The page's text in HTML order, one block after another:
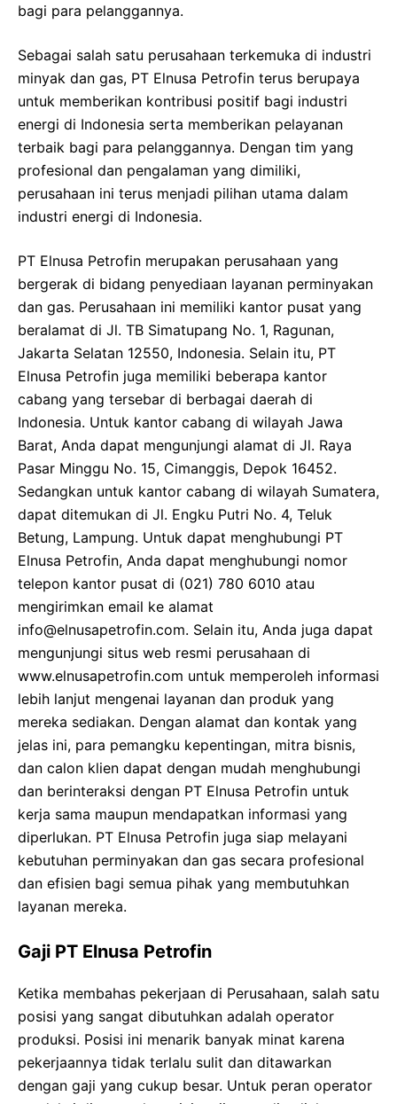
bagi para pelanggannya.
Sebagai salah satu perusahaan terkemuka di industri
minyak dan gas, PT Elnusa Petrofin terus berupaya
untuk memberikan kontribusi positif bagi industri
energi di Indonesia serta memberikan pelayanan
terbaik bagi para pelanggannya. Dengan tim yang
profesional dan pengalaman yang dimiliki,
perusahaan ini terus menjadi pilihan utama dalam
industri energi di Indonesia.
PT Elnusa Petrofin merupakan perusahaan yang
bergerak di bidang penyediaan layanan perminyakan
dan gas. Perusahaan ini memiliki kantor pusat yang
beralamat di Jl. TB Simatupang No. 1, Ragunan,
Jakarta Selatan 12550, Indonesia. Selain itu, PT
Elnusa Petrofin juga memiliki beberapa kantor
cabang yang tersebar di berbagai daerah di
Indonesia. Untuk kantor cabang di wilayah Jawa
Barat, Anda dapat mengunjungi alamat di Jl. Raya
Pasar Minggu No. 15, Cimanggis, Depok 16452.
Sedangkan untuk kantor cabang di wilayah Sumatera,
dapat ditemukan di Jl. Engku Putri No. 4, Teluk
Betung, Lampung. Untuk dapat menghubungi PT
Elnusa Petrofin, Anda dapat menghubungi nomor
telepon kantor pusat di (021) 780 6010 atau
mengirimkan email ke alamat
info@elnusapetrofin.com. Selain itu, Anda juga dapat
mengunjungi situs web resmi perusahaan di
www.elnusapetrofin.com untuk memperoleh informasi
lebih lanjut mengenai layanan dan produk yang
mereka sediakan. Dengan alamat dan kontak yang
jelas ini, para pemangku kepentingan, mitra bisnis,
dan calon klien dapat dengan mudah menghubungi
dan berinteraksi dengan PT Elnusa Petrofin untuk
kerja sama maupun mendapatkan informasi yang
diperlukan. PT Elnusa Petrofin juga siap melayani
kebutuhan perminyakan dan gas secara profesional
dan efisien bagi semua pihak yang membutuhkan
layanan mereka.
Gaji PT Elnusa Petrofin
Ketika membahas pekerjaan di Perusahaan, salah satu
posisi yang sangat dibutuhkan adalah operator
produksi. Posisi ini menarik banyak minat karena
pekerjaannya tidak terlalu sulit dan ditawarkan
dengan gaji yang cukup besar. Untuk peran operator